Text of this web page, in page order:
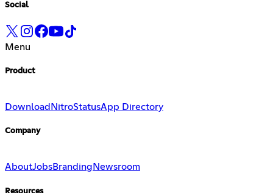
Social
Menu
Product
Download NitroStatusApp Directory
Company
AboutJobsBranding Newsroom
Resources